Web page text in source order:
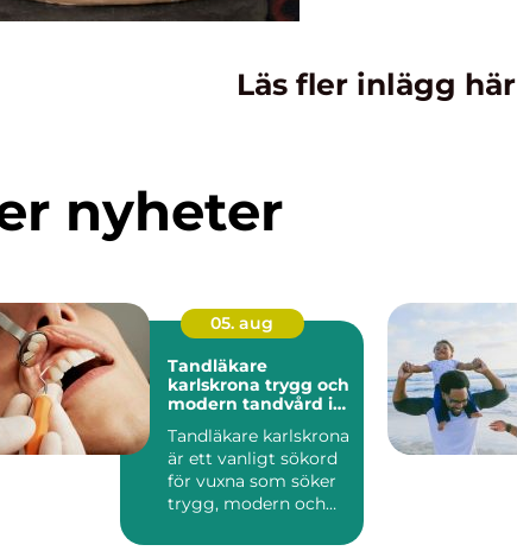
Läs fler inlägg här
nyheter
05. aug
Tandläkare
karlskrona trygg och
modern tandvård i
Tandläkare karlskrona
är ett vanligt sökord
för vuxna som söker
trygg, modern och